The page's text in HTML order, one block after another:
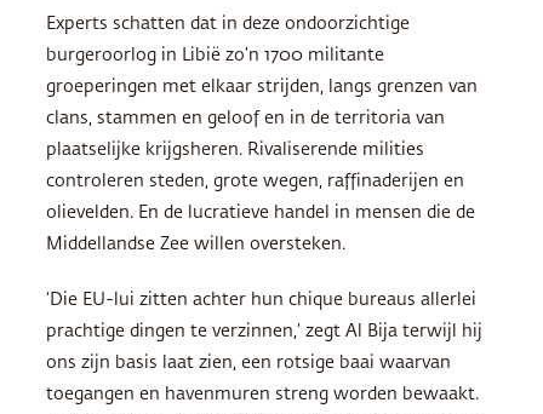
Experts schatten dat in deze ondoorzichtige
burgeroorlog in Libië zo’n 1700 militante
groeperingen met elkaar strijden, langs grenzen van
clans, stammen en geloof en in de territoria van
plaatselijke krijgsheren. Rivaliserende milities
controleren steden, grote wegen, raffinaderijen en
olievelden. En de lucratieve handel in mensen die de
Middellandse Zee willen oversteken.
‘Die EU-lui zitten achter hun chique bureaus allerlei
prachtige dingen te verzinnen,’ zegt Al Bija terwijl hij
ons zijn basis laat zien, een rotsige baai waarvan
toegangen en havenmuren streng worden bewaakt.